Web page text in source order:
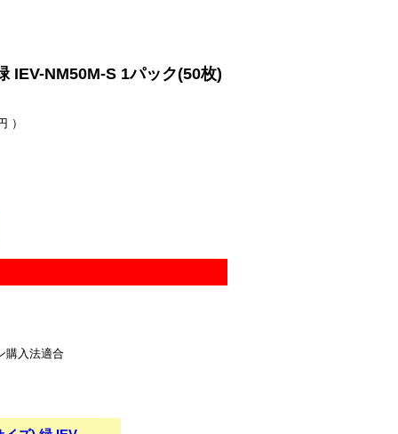
IEV-NM50M-S 1パック(50枚)
）
購入法適合